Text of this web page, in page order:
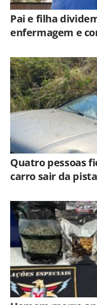
Pai e filha
enfermagem e
Americana
Quatro pessoas
carro sair da